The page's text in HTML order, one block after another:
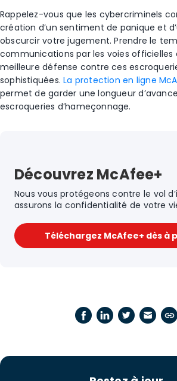
Rappelez-vous que les cybercriminels
création d’un sentiment de panique et
obscurcir votre jugement. Prendre le
communications par les voies officielles
meilleure défense contre ces
sophistiquées.La protection en ligne
permet de garder une longueur
escroqueries d’hameçonnage.
Découvrez McAfee+
Nous vous protégeons contre le vol
assurons la confidentialité de votre
Téléchargez McAfee+ dès à